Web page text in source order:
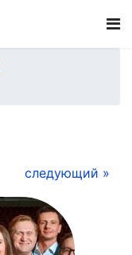
следующий »